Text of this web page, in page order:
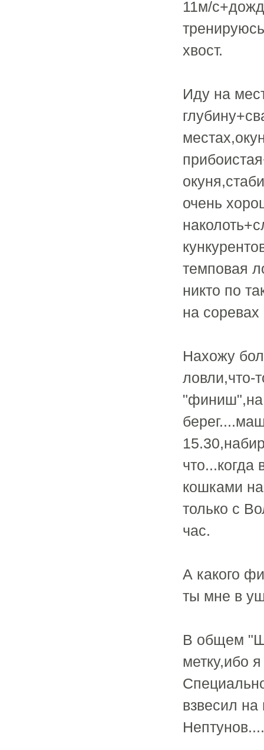
11м/
хвост.
Иду на
очень
темповая
никто по
на соревах
Нахожу
ловли,что-
"финиш",на
что...когда
кошками
только с
час.
А какого
ты мне в
В общем
метку,ибо
взвесил на